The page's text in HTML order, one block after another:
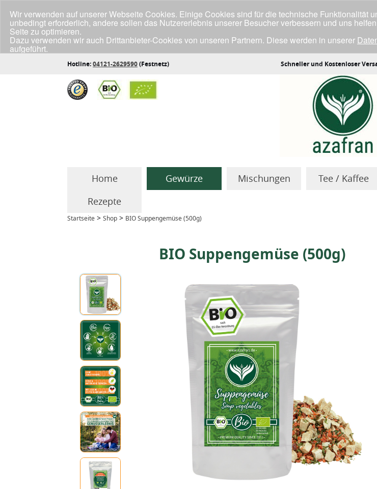
Hotline:04121-2629590(Festnetz) Schneller und Kostenloser
Home Gewürze Mischungen Tee / Kaffee
Rezepte
Startseite > Shop > BIO Suppengemüse (500g)
BIO Suppengemüse (500g)
Wir verwenden auf unserer Webseite Cookies. Einige Cookies sind für die technische Funktionalität
unbedingt erforderlich, andere sollen das Nutzererlebnis unserer Besucher verbessern und uns
Seite zu optimieren.
Dazu verwenden wir auch Drittanbieter-Cookies von unseren Partnern. Diese werden in unserer
aufgeführt.
Klicke unten auf "Annehmen", wenn du mit der Verwendung aller Cookies einverstanden bist.